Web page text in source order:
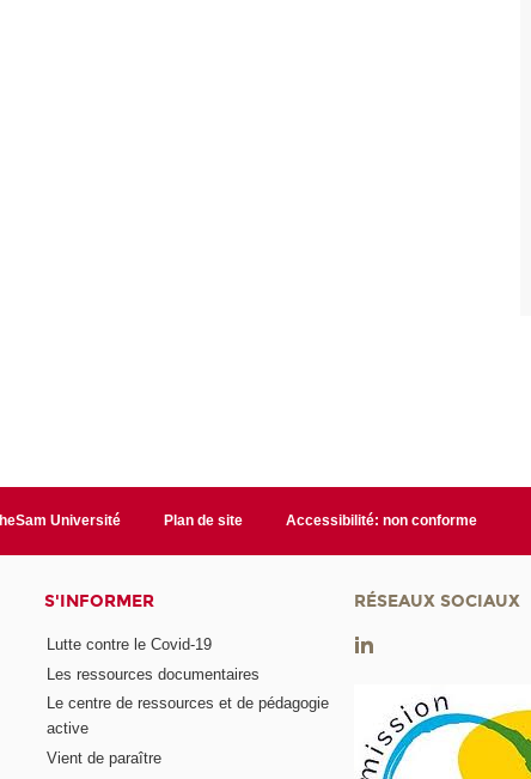
heSam Université Plan de site Accessibilité: non conforme
S'INFORMER
Lutte contre le Covid-19
Les ressources documentaires
Le centre de ressources et de pédagogie
active
Vient de paraître
RÉSEAUX SOCIAUX